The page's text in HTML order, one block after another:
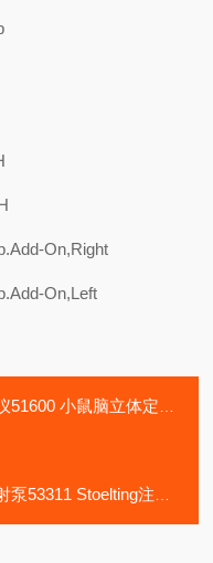
On,Right
On,Left
脑立体定位仪 大鼠脑立体定位仪
注射泵 Stoelting脑立体定位仪